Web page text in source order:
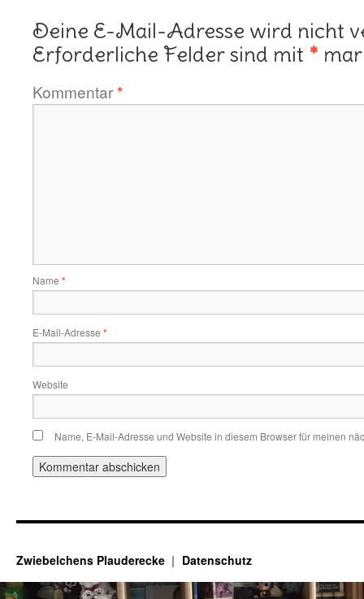
Deine E-Mail-Adresse wird nicht
Erforderliche Felder sind mit *
Kommentar*
Name *
E-Mail-Adresse *
Website
Name, E-Mail-Adresse und Website in diesem Browser für meinen
Zwiebelchens Plauderecke Datenschutz